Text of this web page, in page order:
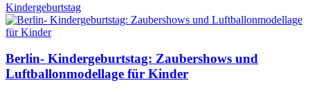
Kindergeburtstag
Berlin- Kindergeburtstag: Zaubershows und
Luftballonmodellage für Kinder